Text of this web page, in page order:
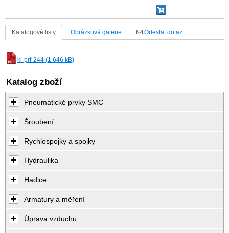
Katalogové listy Obrázková galerie Odeslat dotaz
kl-prf-244 (1 646 kB)
Katalog zboží
Pneumatické prvky SMC
Šroubení
Rychlospojky a spojky
Hydraulika
Hadice
Armatury a měření
Úprava vzduchu